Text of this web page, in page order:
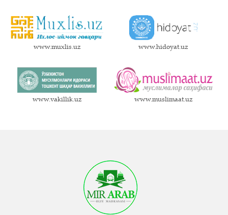
www.muxlis.uz www.hidoyat.uz
www.vakillik.uz www.muslimaat.uz